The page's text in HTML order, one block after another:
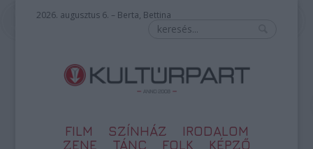
2026. augusztus 6. – Berta, Bettina
FILM SZÍNHÁZ
IRODALOM
ZENE
TÁNC FOLK
KÉPZŐ